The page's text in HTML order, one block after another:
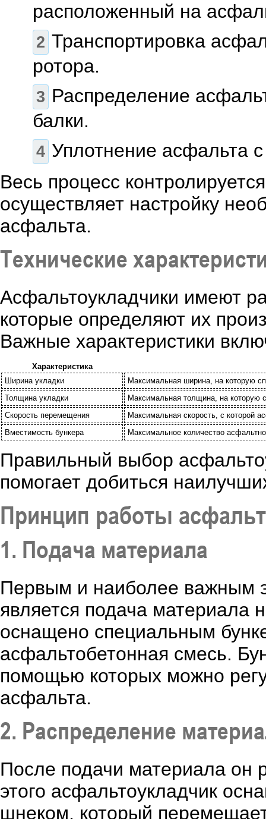
расположенный на
Транспортировка
ротора.
Распределение
балки.
Уплотнение асфальта
Весь процесс
осуществляет настройку
асфальта.
Технические
Асфальтоукладчики имеют
которые определяют их
Важные характеристики
Характеристика
Ширина укладки
Максимальная ширина, на которую
Толщина укладки
Максимальная толщина, на которую
Скорость перемещения
Максимальная скорость, с которой
Вместимость бункера
Максимальное количество
Правильный выбор
помогает добиться
Принцип работы
1. Подача материала
Первым и наиболее важным
является подача материала
оснащено специальным
асфальтобетонная смесь.
помощью которых можно
асфальта.
2. Распределение
После подачи материала он
этого асфальтоукладчик
шнеком, который